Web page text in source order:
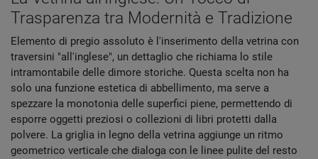
Trasparenza tra Modernità e Tradizione
Elemento di pregio assoluto è l'inserimento della vetrina con
traversini "all'inglese", un dettaglio che richiama lo stile
intramontabile delle dimore storiche. Questa scelta non ha
solo una funzione estetica di abbellimento, ma serve a
spezzare la monotonia delle superfici piene, permettendo di
esporre oggetti preziosi o collezioni di libri protetti dalla
polvere. La griglia in legno della vetrina aggiunge un ritmo
geometrico verticale che dialoga con le linee pulite del resto